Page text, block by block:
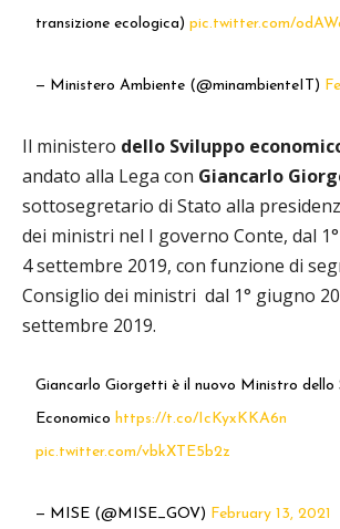
transizione ecologica)pic.twitter.com/
— Ministero Ambiente (@minambienteIT)
Il ministero dello Sviluppo
andato alla Lega con Giancarlo
sottosegretario di Stato alla
dei ministri nel I governo Conte, dal
4 settembre 2019, con funzione di
Consiglio dei ministri dal 1° giugno
settembre 2019.
Giancarlo Giorgetti è il nuovo Ministro dello
Economicohttps://t.co/IcKyxKKA6n
pic.twitter.com/vbkXTE5b2z
— MISE (@MISE_GOV) February 13, 2021